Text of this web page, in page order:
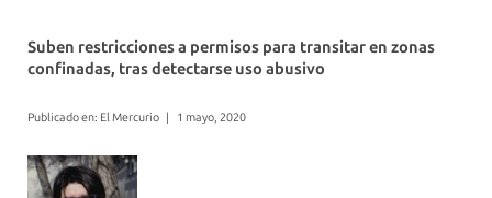
Suben restricciones a permisos para transitar en zonas
confinadas, tras detectarse uso abusivo
Publicado en: El Mercurio | 1 mayo, 2020